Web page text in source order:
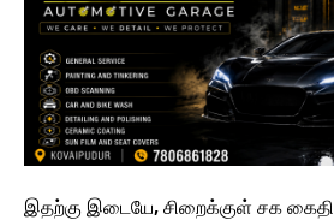
​இதற்கு இடையே, சிறைக்குள் சக